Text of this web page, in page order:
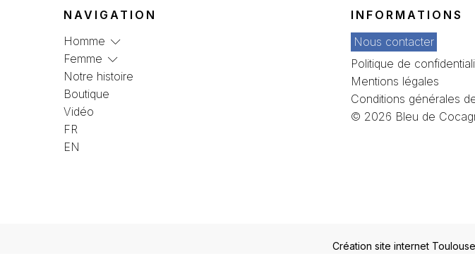
NAVIGATION
Homme
Femme
Notre histoire
Boutique
Vidéo
FR
EN
INFORMATIONS
Nous contacter
Politique de
Mentions légales
Conditions générales
© 2026 Bleu de
Création site internet Toulouse